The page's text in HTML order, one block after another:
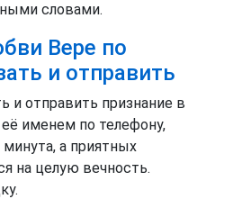
словами.
Вере по
и отправить
и отправить признание в
именем по телефону,
минута, а приятных
на целую вечность.